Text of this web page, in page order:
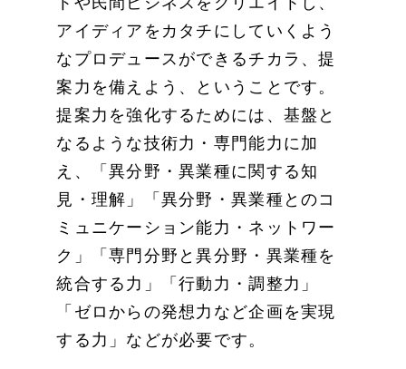
アイディアをカタチにしていくよう
なプロデュースができるチカラ、提
案力を備えよう、ということです。
提案力を強化するためには、基盤と
なるような技術力・専門能力に加
え、「異分野・異業種に関する知
見・理解」「異分野・異業種とのコ
ミュニケーション能力・ネットワー
ク」「専門分野と異分野・異業種を
統合する力」「行動力・調整力」
「ゼロからの発想力など企画を実現
する力」などが必要です。